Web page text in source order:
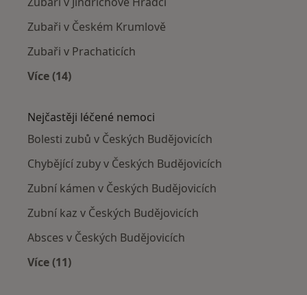
Zubaři v Českém Krumlově
Zubaři v Prachaticích
Více (14)
Nejčastěji léčené nemoci
Bolesti zubů v Českých Budějovicích
Chybějící zuby v Českých Budějovicích
Zubní kámen v Českých Budějovicích
Zubní kaz v Českých Budějovicích
Absces v Českých Budějovicích
Více (11)